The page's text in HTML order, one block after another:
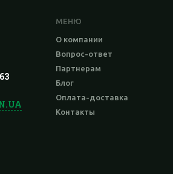
МЕНЮ
О компании
Вопрос-ответ
Партнерам
Блог
Оплата-доставка
Контакты